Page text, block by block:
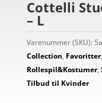
Cottelli
– L
Varenummer (SKU):
Collection, Favoritter,
Rollespil&Kostumer,
Tilbud til Kvinder